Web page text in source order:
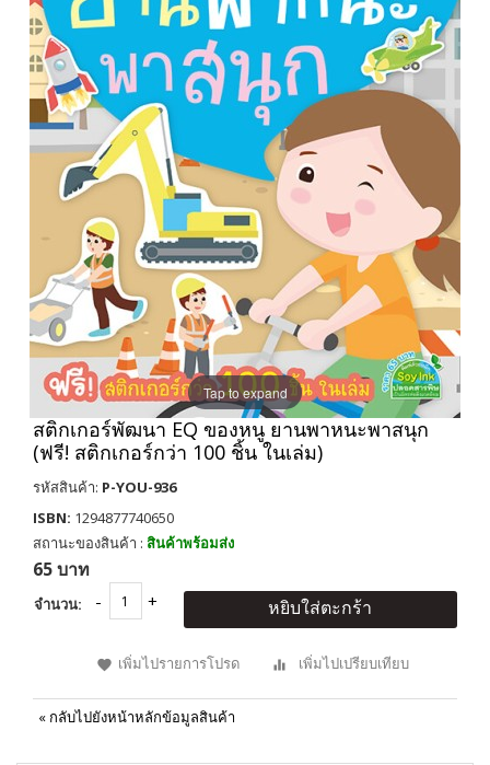
Tap to expand
สติกเกอร์พัฒนา EQ ของหนู ยานพาหนะพาสนุก
(ฟรี! สติกเกอร์กว่า 100 ชิ้น ในเล่ม)
รหัสสินค้า: P-YOU-936
ISBN: 1294877740650
สถานะของสินค้า : สินค้าพร้อมส่ง
65 บาท
จำนวน: หยิบใส่ตะกร้า
เพิ่มไปรายการโปรด เพิ่มไปเปรียบเทียบ
« กลับไปยังหน้าหลักข้อมูลสินค้า